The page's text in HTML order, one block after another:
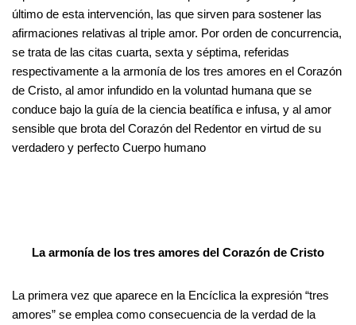
último de esta intervención, las que sirven para sostener las
afirmaciones relativas al triple amor. Por orden de concurrencia,
se trata de las citas cuarta, sexta y séptima, referidas
respectivamente a la armonía de los tres amores en el Corazón
de Cristo, al amor infundido en la voluntad humana que se
conduce bajo la guía de la ciencia beatífica e infusa, y al amor
sensible que brota del Corazón del Redentor en virtud de su
verdadero y perfecto Cuerpo humano
La armonía de los tres amores del Corazón de Cristo
La primera vez que aparece en la Encíclica la expresión “tres
amores” se emplea como consecuencia de la verdad de la